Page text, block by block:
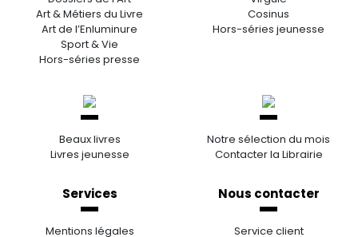
Art & Métiers du Livre
Art de l’Enluminure
Sport & Vie
Hors-séries presse
Cosinus
Hors-séries jeunesse
Beaux livres
Livres jeunesse
Notre sélection du mois
Contacter la Librairie
Services
Mentions légales
Nous contacter
Service client